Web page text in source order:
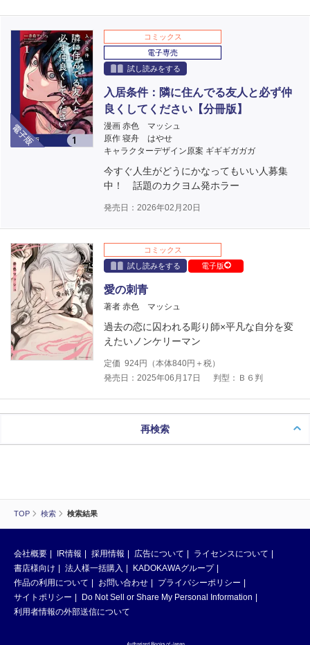
TOP 検索 検索結果
電子版
コミックス
電子専売
試し読みをする
入居条件：隣に住んでる友人と必ず仲
良くしてください【分冊版】
漫画 赤色 マッシュ
原作 寝舟 はやせ
キャラクターデザイン原案 ギギギガガガ
今すぐ人生がどうにかなってもいい人募集
中！ 話題のカクヨム発ホラー
発売日：2026年02月20日
コミックス
試し読みをする
電子版
愛の刺青
著者 赤色 マッシュ
過去の恋に囚われる彫り師×平凡な自分を変
えたいノンケリーマン
定価 924円（本体840円＋税）
発売日：2025年06月17日
判型：Ｂ６判
再検索
会社概要 IR情報 採用情報 広告について
ライセンスについて
書店様向け
法人様一括購入
KADOKAWAグループ
作品の利用について
お問い合わせ
プライバシーポリシー
サイトポリシー
Do Not Sell or Share My Personal Information
利用者情報の外部送信について